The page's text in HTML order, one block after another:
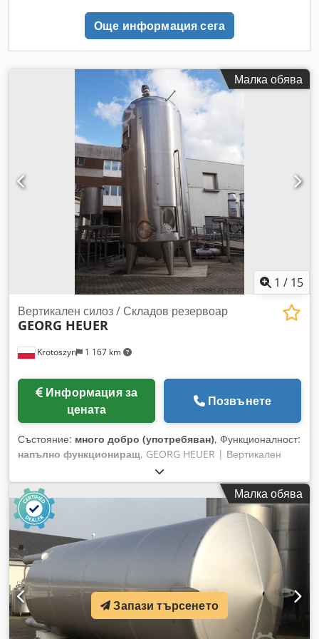
значение поддържането на стабилна температура на
технологичната среда при минимални топлинни загуби.
Съдът е използван като индустриален буферен съд за
°C до 70 °C, подпомагайки, наред с други, процесите на
миене в CIP система, пастьоризация или захранване на
котелно помещение. Dcjdpfjzczw Usx Ac Ajk Конструкцията
е изградена от висококачествена неръждаема стомана,
гарантираща дълготрайност и абсолютна химическа
инертност. Съдът е оборудван с ефективна топлоизолация,
която предпазва средата от охлаждане.
Още информация сега
Малка обява
1 / 15
Krotoszyn 1 167 km
Вертикален силоз / Складов резервоар
GEORG HEUER
Информация за
цената
Позвънете
Състояние: много добро (употребяван), Функционалност:
напълно функциониращ, GEORG HEUER | Вертикален
силоз / Голям резервоар за съхранение Производител:
Georg Heuer Behälterhandel und Industriebedarf GmbH
Габаритни размери: Ø 3600 мм (диаметър) x 12000 мм
(обща височина) Dcedpfx Acezczwno Ajk Големият
вертикален силоз от немската марка Georg Heuer е
индустриален резервоар за съхранение от най-висок клас.
Устройството е проектирано за безопасно, дългосрочно и
хигиенично съхранение на течни суровини, полуготови
продукти, течни мазнини, солеви разтвори или
технологична вода в големи количества. Тези видове
буферни съоръжения са ключов елемент от техническата и
логистичната инфраструктура в големи предприятия за
Малка обява
Запази търсенето